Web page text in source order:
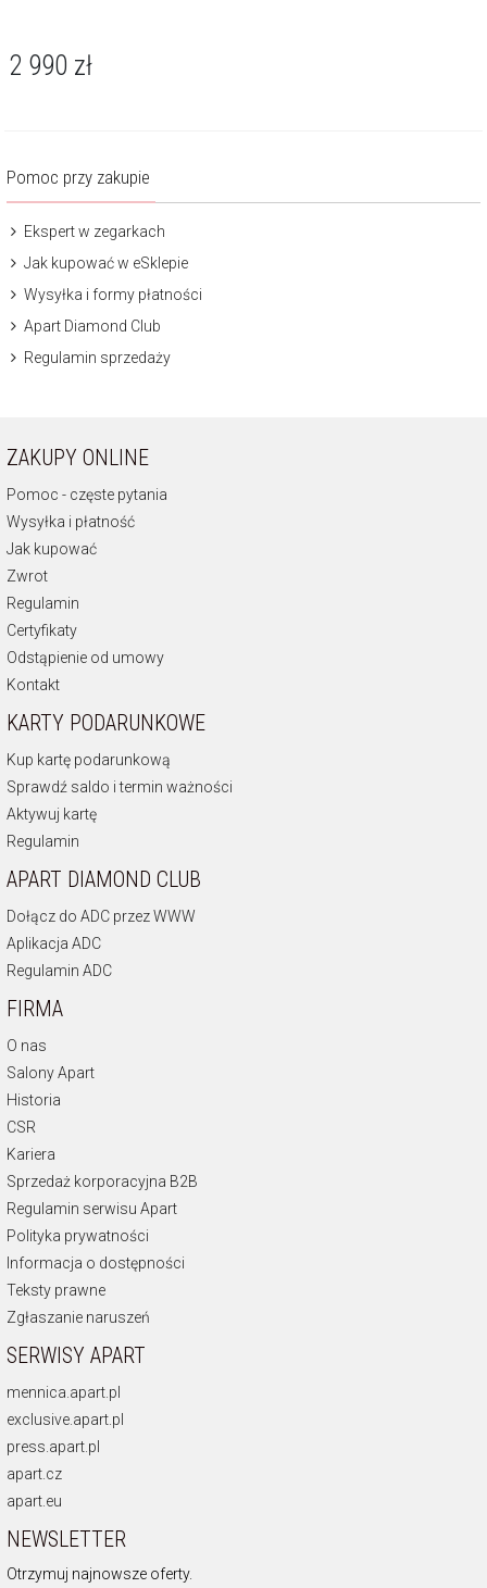
2 990 zł
Pomoc przy zakupie
Ekspert w zegarkach
Jak kupować w eSklepie
Wysyłka i formy płatności
Apart Diamond Club
Regulamin sprzedaży
ZAKUPY ONLINE
Pomoc - częste pytania
Wysyłka i płatność
Jak kupować
Zwrot
Regulamin
Certyfikaty
Odstąpienie od umowy
Kontakt
KARTY PODARUNKOWE
Kup kartę podarunkową
Sprawdź saldo i termin ważności
Aktywuj kartę
Regulamin
APART DIAMOND CLUB
Dołącz do ADC przez WWW
Aplikacja ADC
Regulamin ADC
FIRMA
O nas
Salony Apart
Historia
CSR
Kariera
Sprzedaż korporacyjna B2B
Regulamin serwisu Apart
Polityka prywatności
Informacja o dostępności
Teksty prawne
Zgłaszanie naruszeń
SERWISY APART
mennica.apart.pl
exclusive.apart.pl
press.apart.pl
apart.cz
apart.eu
NEWSLETTER
Otrzymuj najnowsze oferty.